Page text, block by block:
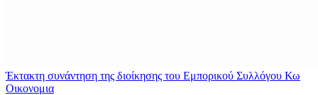
Έκτακτη συνάντηση της διοίκησης του Εμπορικού Συλλόγου Κω
Οικονομια